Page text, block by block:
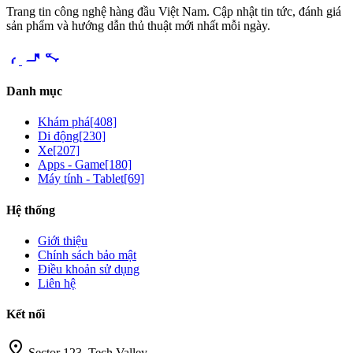
Trang tin công nghệ hàng đầu Việt Nam. Cập nhật tin tức, đánh giá
sản phẩm và hướng dẫn thủ thuật mới nhất mỗi ngày.
videocam share
Danh mục
Khám phá[408]
Di động[230]
Xe[207]
Apps - Game[180]
Máy tính - Tablet[69]
Hệ thống
Giới thiệu
Chính sách bảo mật
Điều khoản sử dụng
Liên hệ
Kết nối
location_on